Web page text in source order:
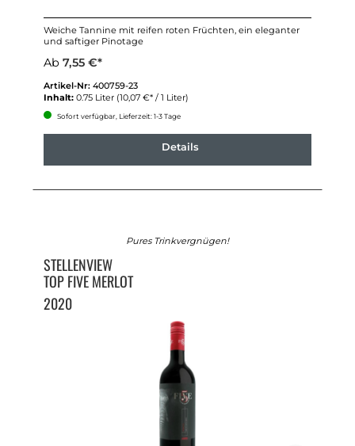
Weiche Tannine mit reifen roten Früchten, ein eleganter
und saftiger Pinotage
Ab 7,55 €*
Artikel-Nr: 400759-23
Inhalt: 0.75 Liter (10,07 €* / 1 Liter)
Sofort verfügbar, Lieferzeit: 1-3 Tage
Details
Pures Trinkvergnügen!
STELLENVIEW
TOP FIVE MERLOT
2020